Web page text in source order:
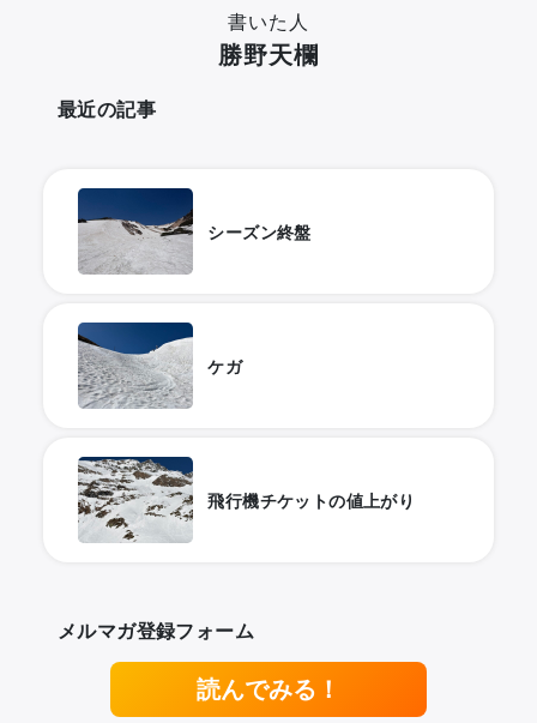
書いた人
勝野天欄
最近の記事
シーズン終盤
ケガ
飛行機チケットの値上がり
メルマガ登録フォーム
読んでみる！